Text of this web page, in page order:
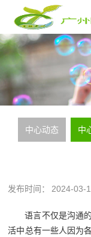
中心动态 中
发布时间： 2024-03-
语言不仅是沟通
活中总有一些人因为